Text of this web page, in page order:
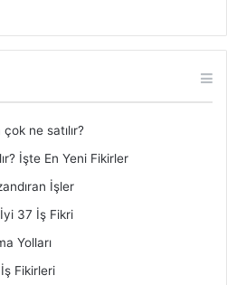
ne satılır?
İşte En Yeni Fikirler
İşler
37 İş Fikri
Yolları
Fikirleri